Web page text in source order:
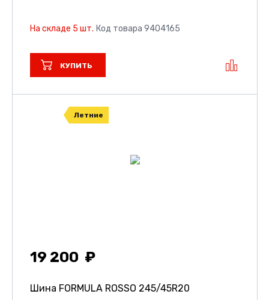
На складе 5 шт. Код товара 9404165
КУПИТЬ
Летние
19 200
Шина FORMULA ROSSO 245/45R20